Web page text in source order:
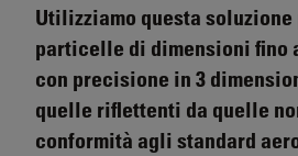
Utilizziamo questa
particelle di dimensioni fino
con precisione in 3
quelle riflettenti da quelle
conformità agli standard